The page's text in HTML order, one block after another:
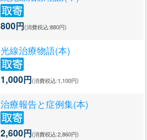
800円(消費税込:880円)
光線治療物語(本)
1,000円(消費税込:1,100円)
治療報告と症例集(本)
2,600円(消費税込:2,860円)